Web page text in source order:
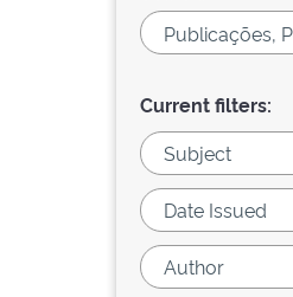
Current filters: